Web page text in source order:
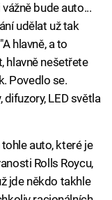
bude auto...
udělat už tak
hlavně, a to
hlavně nešetřete
Povedlo se.
difuzory, LED světla
auto, které je
Rolls Roycu,
jde někdo takhle